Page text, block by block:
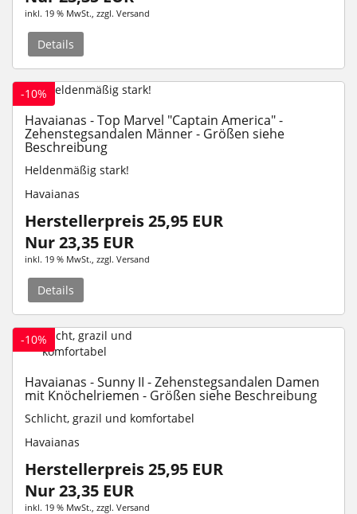
inkl. 19 % MwSt. , zzgl. Versand
Details
-10%
Havaianas - Top Marvel "Captain America" -
Zehenstegsandalen Männer - Größen siehe
Beschreibung
Heldenmäßig stark!
Havaianas
Herstellerpreis 25,95 EUR
Nur 23,35 EUR
inkl. 19 % MwSt. , zzgl. Versand
Details
-10%
Havaianas - Sunny II - Zehenstegsandalen Damen
mit Knöchelriemen - Größen siehe Beschreibung
Schlicht, grazil und komfortabel
Havaianas
Herstellerpreis 25,95 EUR
Nur 23,35 EUR
inkl. 19 % MwSt. , zzgl. Versand